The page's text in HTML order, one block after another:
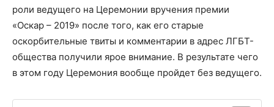
роли ведущего на Церемонии вручения премии
«Оскар – 2019» после того, как его старые
оскорбительные твиты и комментарии в адрес ЛГБТ-
общества получили ярое внимание. В результате чего
в этом году Церемония вообще пройдет без ведущего.